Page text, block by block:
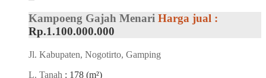
Kampoeng Gajah Menari Harga jual :
Rp.1.100.000.000
Jl. Kabupaten, Nogotirto, Gamping
L. Tanah : 178 (m²)